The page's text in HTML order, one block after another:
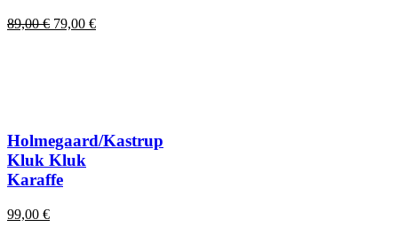
89,00€ Ursprünglicher
79,00 €Aktueller
Holmegaard/Kastrup
Kluk Kluk
Karaffe
99,00 €